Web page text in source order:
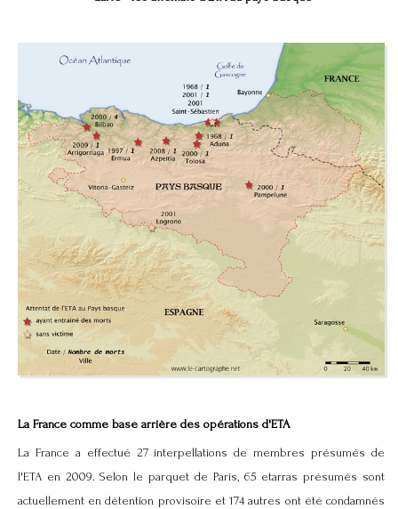
La France comme base arrière des opérations d'ETA
La France a effectué 27 interpellations de membres présumés de
l'ETA en 2009. Selon le parquet de Paris, 65 etarras présumés sont
actuellement en détention provisoire et 174 autres ont été condamnés